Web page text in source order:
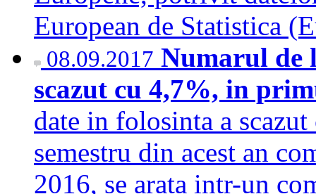
European de Statistica
08.09.2017 Numarul de
scazut cu 4,7%, in
date in folosinta a
semestru din acest an
2016, se arata intr-un